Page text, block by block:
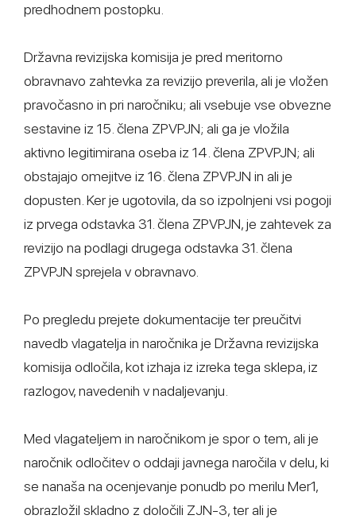
predhodnem postopku.
Državna revizijska komisija je pred meritorno
obravnavo zahtevka za revizijo preverila, ali je vložen
pravočasno in pri naročniku; ali vsebuje vse obvezne
sestavine iz 15. člena ZPVPJN; ali ga je vložila
aktivno legitimirana oseba iz 14. člena ZPVPJN; ali
obstajajo omejitve iz 16. člena ZPVPJN in ali je
dopusten. Ker je ugotovila, da so izpolnjeni vsi pogoji
iz prvega odstavka 31. člena ZPVPJN, je zahtevek za
revizijo na podlagi drugega odstavka 31. člena
ZPVPJN sprejela v obravnavo.
Po pregledu prejete dokumentacije ter preučitvi
navedb vlagatelja in naročnika je Državna revizijska
komisija odločila, kot izhaja iz izreka tega sklepa, iz
razlogov, navedenih v nadaljevanju.
Med vlagateljem in naročnikom je spor o tem, ali je
naročnik odločitev o oddaji javnega naročila v delu, ki
se nanaša na ocenjevanje ponudb po merilu Mer1,
obrazložil skladno z določili ZJN-3, ter ali je